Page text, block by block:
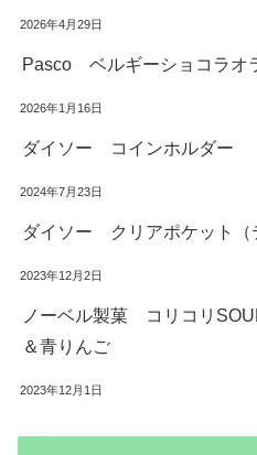
2026年4月29日
Pasco ベルギーショコラオ
2026年1月16日
ダイソー コインホルダー
2024年7月23日
ダイソー クリアポケット（
2023年12月2日
ノーベル製菓 コリコリ
＆青りんご
2023年12月1日